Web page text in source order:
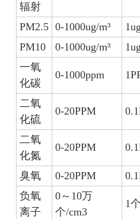
辐射
PM2.5 0-1000ug/m³
PM10
0-1000ug/m³
一氧
化碳
0-1000ppm
二氧
化硫
0-20PPM
二氧
化氮
0-20PPM
臭氧 0-20PPM
负氧
离子
0～10万
个/cm3
1